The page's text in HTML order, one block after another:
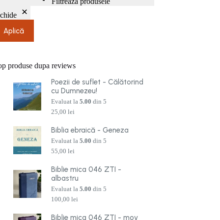
Aplică
produse dupa reviews
Poezii de suflet - Călătorind
cu Dumnezeu!
Evaluat la5.00 din 5
25,00lei
Biblia ebraică - Geneza
Evaluat la5.00 din 5
55,00lei
Biblie mica 046 ZTI -
albastru
Evaluat la5.00 din 5
100,00lei
Biblie mica 046 ZTI - mov